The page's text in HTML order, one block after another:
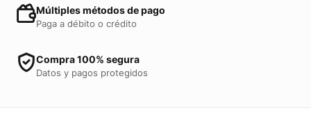
Múltiples métodos de pago
Paga a débito o crédito
Compra 100% segura
Datos y pagos protegidos